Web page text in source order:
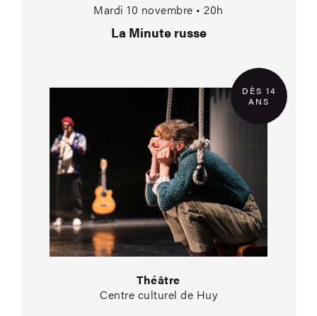
Mardi 10 novembre • 20h
La Minute russe
DÈS 14
ANS
Théâtre
Centre culturel de Huy